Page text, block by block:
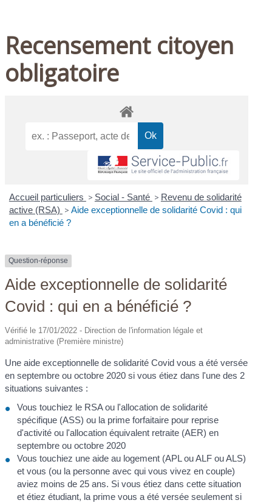
Recensement citoyen
obligatoire
Accueil particuliers > Social - Santé > Revenu de solidarité
active (RSA) > Aide exceptionnelle de solidarité Covid : qui
en a bénéficié ?
Question-réponse
Aide exceptionnelle de solidarité
Covid : qui en a bénéficié ?
Vérifié le 17/01/2022 - Direction de l'information légale et
administrative (Première ministre)
Une aide exceptionnelle de solidarité Covid vous a été versée
en septembre ou octobre 2020 si vous étiez dans l'une des 2
situations suivantes :
Vous touchiez le RSA ou l'allocation de solidarité
spécifique (ASS) ou la prime forfaitaire pour reprise
d'activité ou l'allocation équivalent retraite (AER) en
septembre ou octobre 2020
Vous touchiez une aide au logement (APL ou ALF ou ALS)
et vous (ou la personne avec qui vous vivez en couple)
aviez moins de 25 ans. Si vous étiez dans cette situation
et étiez étudiant, la prime vous a été versée seulement si